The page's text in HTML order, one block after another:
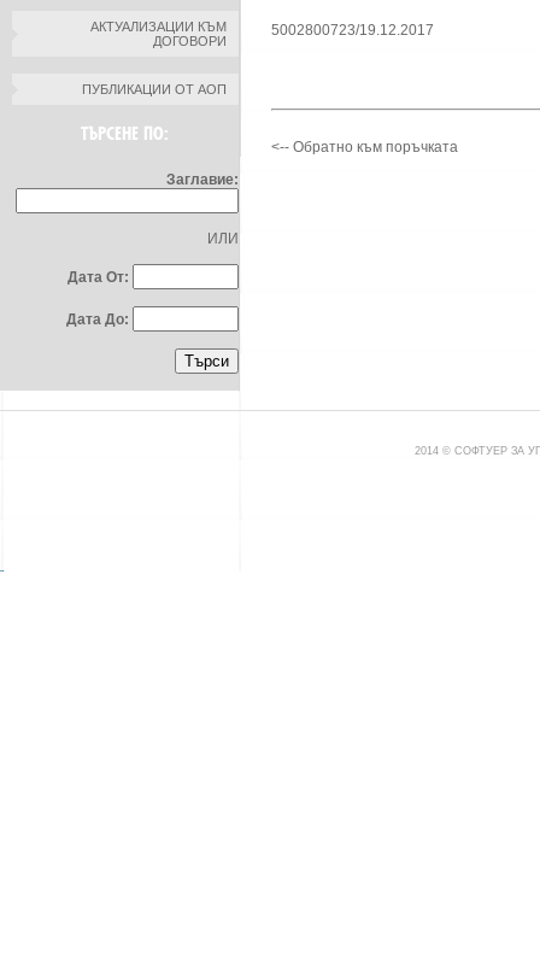
АКТУАЛИЗАЦИИ КЪМ
ДОГОВОРИ
ПУБЛИКАЦИИ ОТ АОП
ТЪРСЕНЕ ПО:
Заглавие:
ИЛИ
Дата От:
Дата До:
5002800723/19.12.2017
<-- Обратно към поръчката
2014 © СОФТУЕР ЗА